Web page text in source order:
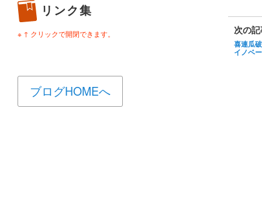
次の
喜連瓜
イノベ
リンク集
※ ↑ クリックで開閉できます。
ブログHOMEへ